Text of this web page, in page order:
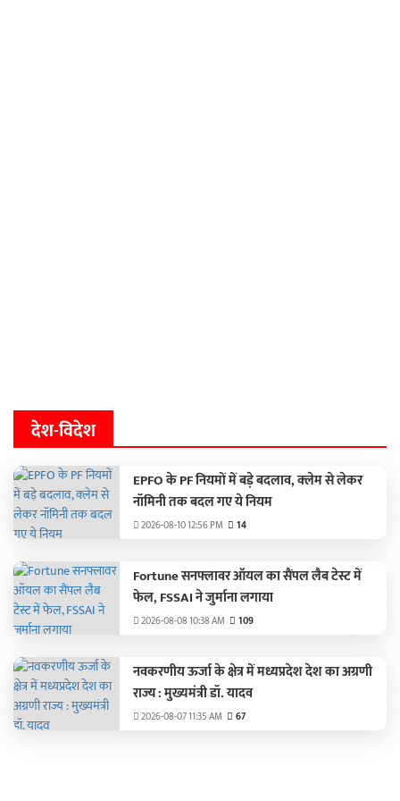
देश-विदेश
EPFO के PF नियमों में बड़े बदलाव, क्‍लेम से लेकर
नॉमिनी तक बदल गए ये नियम
2026-08-10 12:56 PM 14
Fortune सनफ्लावर ऑयल का सैंपल लैब टेस्ट में
फेल, FSSAI ने जुर्माना लगाया
2026-08-08 10:38 AM 109
नवकरणीय ऊर्जा के क्षेत्र में मध्यप्रदेश देश का अग्रणी
राज्य : मुख्यमंत्री डॉ. यादव
2026-08-07 11:35 AM 67